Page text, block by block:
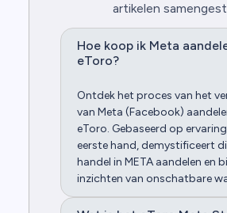
artikelen
Hoe koop ik Meta
eToro?
Ontdek het proces van het
van Meta (Facebook)
eToro. Gebaseerd op
eerste hand, demystificeert
handel in META aandelen en
inzichten van onschatbare